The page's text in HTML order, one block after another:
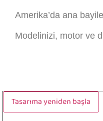
Amerika’da ana
Modelinizi, motor ve